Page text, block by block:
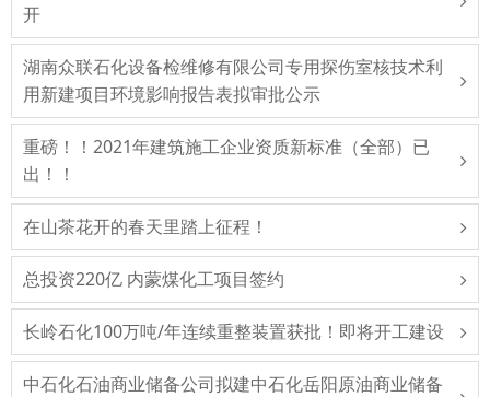
开
湖南众联石化设备检维修有限公司专用探伤室核技术利
用新建项目环境影响报告表拟审批公示
重磅！！2021年建筑施工企业资质新标准（全部）已
出！！
在山茶花开的春天里踏上征程！
总投资220亿 内蒙煤化工项目签约
长岭石化100万吨/年连续重整装置获批！即将开工建设
中石化石油商业储备公司拟建中石化岳阳原油商业储备